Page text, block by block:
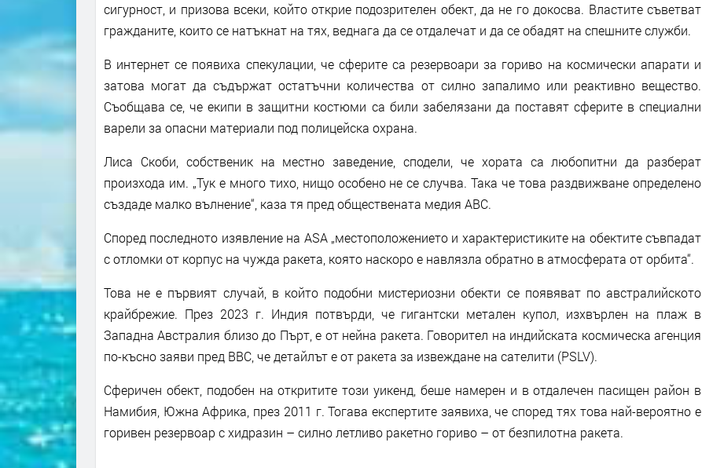
сигурност, и призова всеки, който открие подозрителен обект, да не го докосва. Властите съветват
гражданите, които се натъкнат на тях, веднага да се отдалечат и да се обадят на спешните служби.
В интернет се появиха спекулации, че сферите са резервоари за гориво на космически апарати и
затова могат да съдържат остатъчни количества от силно запалимо или реактивно вещество.
Съобщава се, че екипи в защитни костюми са били забелязани да поставят сферите в специални
варели за опасни материали под полицейска охрана.
Лиса Скоби, собственик на местно заведение, сподели, че хората са любопитни да разберат
произхода им. „Тук е много тихо, нищо особено не се случва. Така че това раздвижване определено
създаде малко вълнение“, каза тя пред обществената медия ABC.
Според последното изявление на ASA „местоположението и характеристиките на обектите съвпадат
с отломки от корпус на чужда ракета, която наскоро е навлязла обратно в атмосферата от орбита“.
Това не е първият случай, в който подобни мистериозни обекти се появяват по австралийското
крайбрежие. През 2023 г. Индия потвърди, че гигантски метален купол, изхвърлен на плаж в
Западна Австралия близо до Пърт, е от нейна ракета. Говорител на индийската космическа агенция
по-късно заяви пред BBC, че детайлът е от ракета за извеждане на сателити (PSLV).
Сферичен обект, подобен на откритите този уикенд, беше намерен и в отдалечен пасищен район в
Намибия, Южна Африка, през 2011 г. Тогава експертите заявиха, че според тях това най-вероятно е
горивен резервоар с хидразин – силно летливо ракетно гориво – от безпилотна ракета.